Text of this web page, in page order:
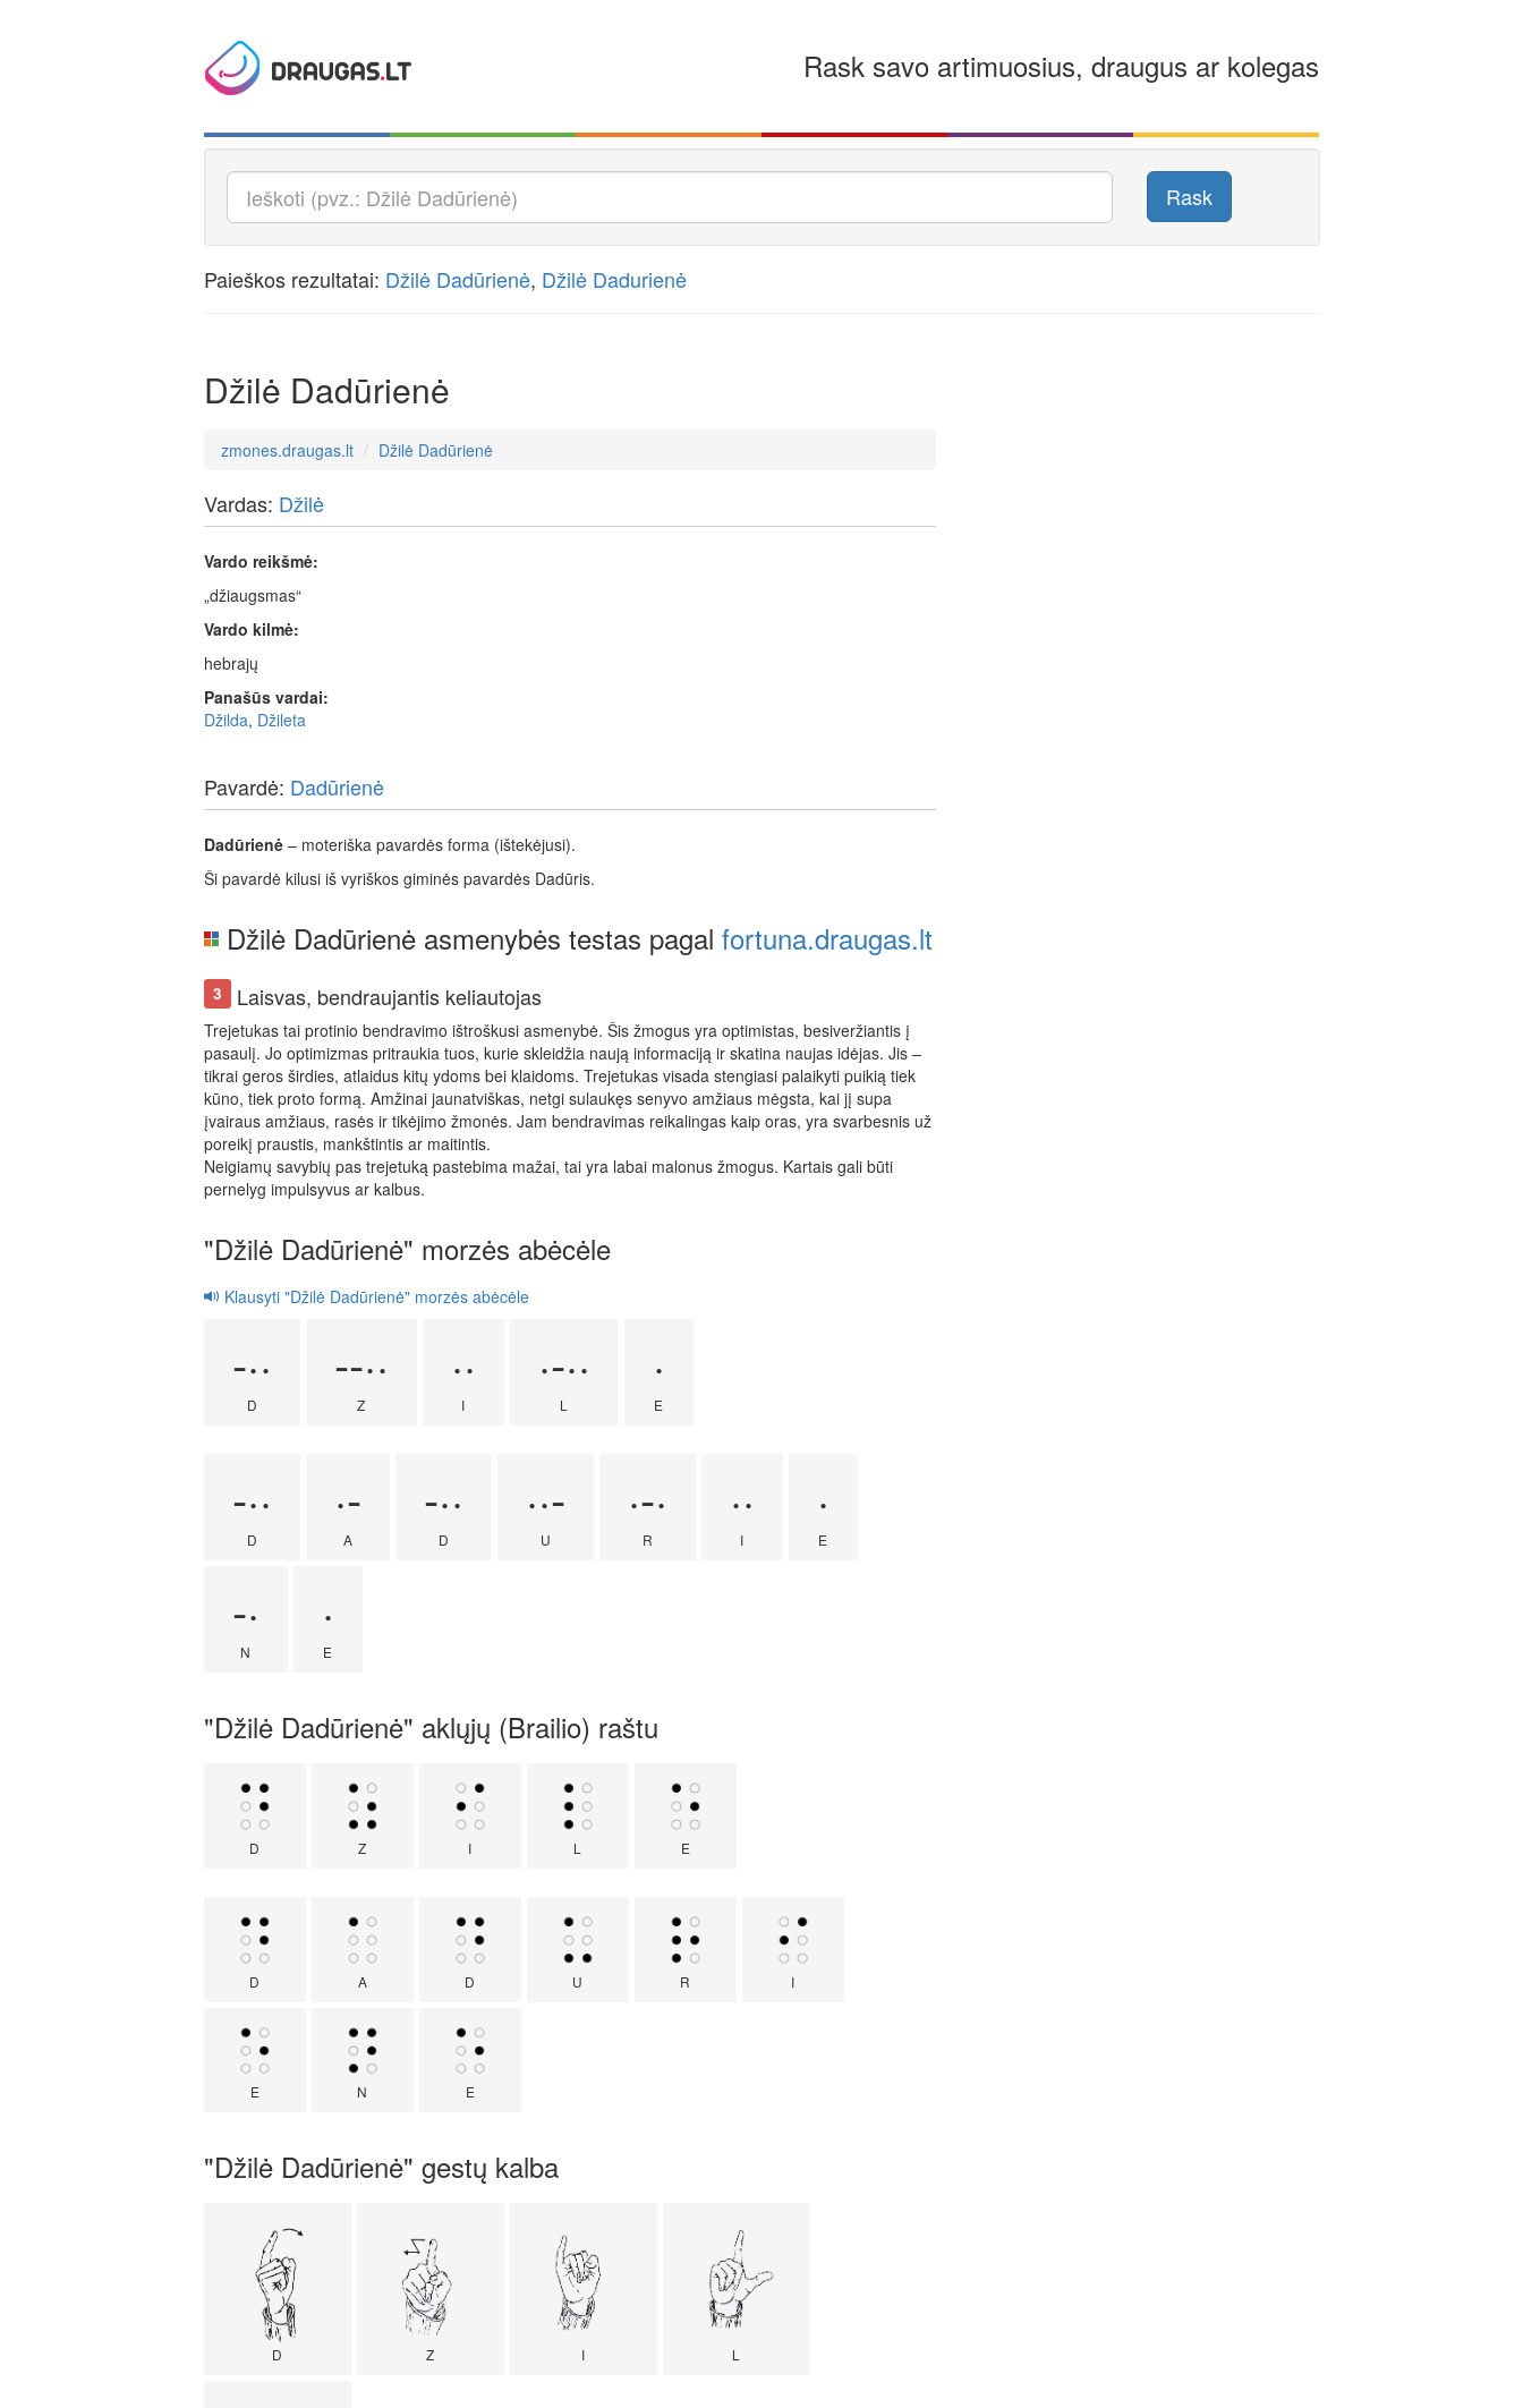
Rask savo artimuosius, draugus ar kolegas
Rask
Paieškos rezultatai: Džilė Dadūrienė, Džilė Dadurienė
Džilė Dadūrienė
zmones.draugas.lt Džilė Dadūrienė
Vardas: Džilė
Vardo reikšmė:
„džiaugsmas“
Vardo kilmė:
hebrajų
Panašūs vardai:
Džilda, Džileta
Pavardė: Dadūrienė
Dadūrienė– moteriška pavardės forma (ištekėjusi).
Ši pavardė kilusi iš vyriškos giminės pavardės Dadūris.
Džilė Dadūrienė asmenybės testas pagal fortuna.draugas.lt
3 Laisvas, bendraujantis keliautojas
Trejetukas tai protinio bendravimo ištroškusi asmenybė. Šis žmogus yra optimistas, besiveržiantis į
pasaulį. Jo optimizmas pritraukia tuos, kurie skleidžia naują informaciją ir skatina naujas idėjas. Jis –
tikrai geros širdies, atlaidus kitų ydoms bei klaidoms. Trejetukas visada stengiasi palaikyti puikią tiek
kūno, tiek proto formą. Amžinai jaunatviškas, netgi sulaukęs senyvo amžiaus mėgsta, kai jį supa
įvairaus amžiaus, rasės ir tikėjimo žmonės. Jam bendravimas reikalingas kaip oras, yra svarbesnis už
poreikį praustis, mankštintis ar maitintis.
Neigiamų savybių pas trejetuką pastebima mažai, tai yra labai malonus žmogus. Kartais gali būti
pernelyg impulsyvus ar kalbus.
"Džilė Dadūrienė" morzės abėcėle
Klausyti "Džilė Dadūrienė" morzės abėcėle
-··
D
--··
Z
··
I
·-··
L
·
E
-··
D
·-
A
-··
D
··-
U
·-·
R
··
I
·
E
-·
N
·
E
"Džilė Dadūrienė" aklųjų (Brailio) raštu
D Z I L E
D A D U R I
E N E
"Džilė Dadūrienė" gestų kalba
D Z I L